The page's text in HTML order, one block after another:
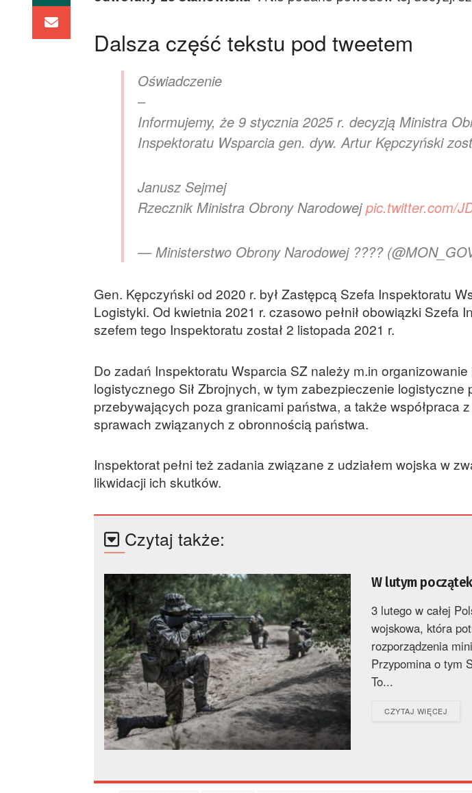
Dalsza część tekstu pod tweetem
Oświadczenie
–
Informujemy, że 9 stycznia 2025 r. decyzją Ministra
Inspektoratu Wsparcia gen. dyw. Artur Kępczyński
Janusz Sejmej
Rzecznik Ministra Obrony Narodowejpic.twitter.com/
— Ministerstwo Obrony Narodowej ????
Gen. Kępczyński od 2020 r. był Zastępcą Szefa Inspektoratu
Logistyki. Od kwietnia 2021 r. czasowo pełnił obowiązki Szefa
szefem tego Inspektoratu został 2 listopada 2021 r.
Do zadań Inspektoratu Wsparcia SZ należy m.in
logistycznego Sił Zbrojnych, w tym zabezpieczenie logistyczne
przebywających poza granicami państwa, a także współpraca
sprawach związanych z obronnością państwa.
Inspektorat pełni też zadania związane z udziałem wojska w
likwidacji ich skutków.
Czytaj także:
W lutym
3 lutego w całej
wojskowa, która
rozporządzenia
Przypomina o tym
To...
CZYTAJ WIĘCEJ